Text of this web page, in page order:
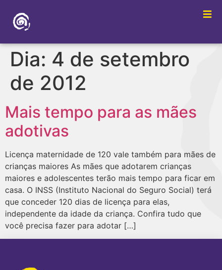
Dia: 4 de setembro
de 2012
Mais tempo para as mães
adotivas
Licença maternidade de 120 vale também para mães de
crianças maiores As mães que adotarem crianças
maiores e adolescentes terão mais tempo para ficar em
casa. O INSS (Instituto Nacional do Seguro Social) terá
que conceder 120 dias de licença para elas,
independente da idade da criança. Confira tudo que
você precisa fazer para adotar […]